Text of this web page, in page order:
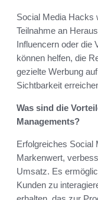
Social Media Hacks
Teilnahme an
Influencern oder die
können helfen, die
gezielte Werbung
Sichtbarkeit
Was sind die
Managements?
Erfolgreiches Social
Markenwert,
Umsatz. Es
Kunden zu